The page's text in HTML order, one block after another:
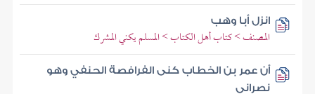
انزل أبا وهب
المصنف > كتاب أهل الكتاب > المسلم يكني المشرك
أن عمر بن الخطاب كنى الفرافصة الحنفي وهو
نصراني